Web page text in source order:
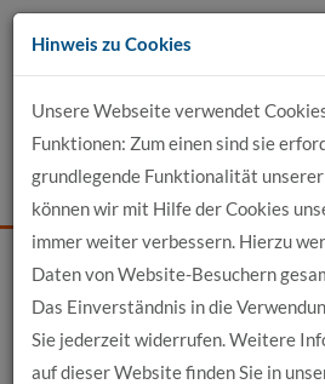
Zum
Inhalt
Events News
Startseite Für Unternehmen
Gewerbe-Forum „Wirtschaft –
Hinweis zu Cookies
Unsere Webseite verwendet
Funktionen: Zum einen sind sie
grundlegende Funktionalität
können wir mit Hilfe der Cookies
immer weiter verbessern. Hierzu
Daten von Website-Besuchern
Das Einverständnis in die
Sie jederzeit widerrufen. Weitere
auf dieser Website finden Sie in